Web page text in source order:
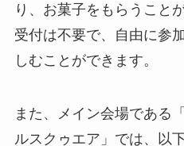
り、お菓子をもらうこと
受付は不要で、自由に参
しむことができます。
また、メイン会場である
ルスクゥエア」では、以